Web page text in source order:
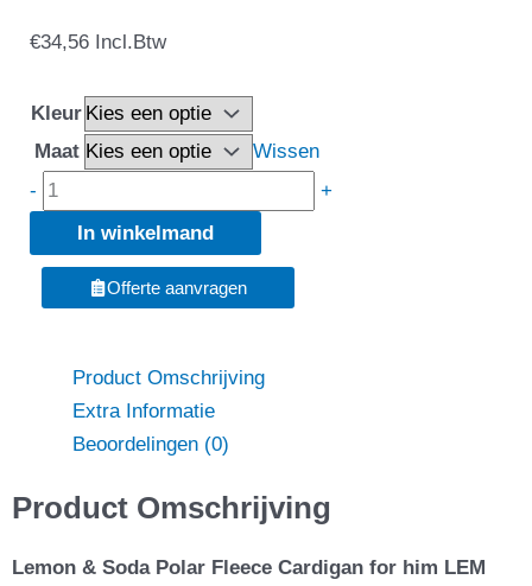
€34,56 Incl.Btw
Kleur
Maat
Wissen
-
Lemon
Soda
Polar
Fleece
Cardigan
him
-
3355
aantal
+
In winkelmand
Offerte aanvragen
Product Omschrijving
Extra Informatie
Beoordelingen (0)
Product Omschrijving
Lemon & Soda Polar Fleece Cardigan for him LEM